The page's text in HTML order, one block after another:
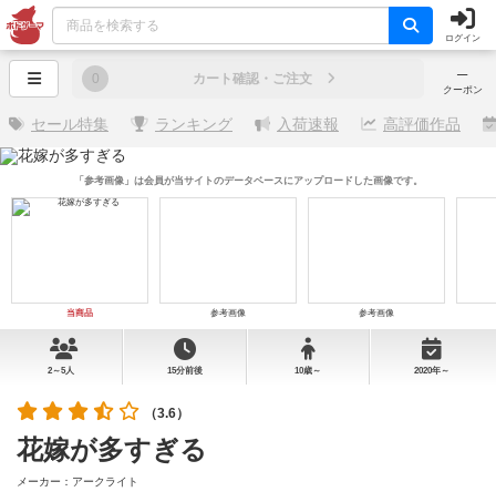
ログイン
─
クーポン
0 カート確認・ご注文
セール特集 ランキング 入荷速報 高評価作品
当商品 参考画像 参考画像
「参考画像」は会員が当サイトのデータベースにアップロードした画像です。
2～5人 15分前後 10歳～ 2020年～
（3.6）
花嫁が多すぎる
メーカー：アークライト